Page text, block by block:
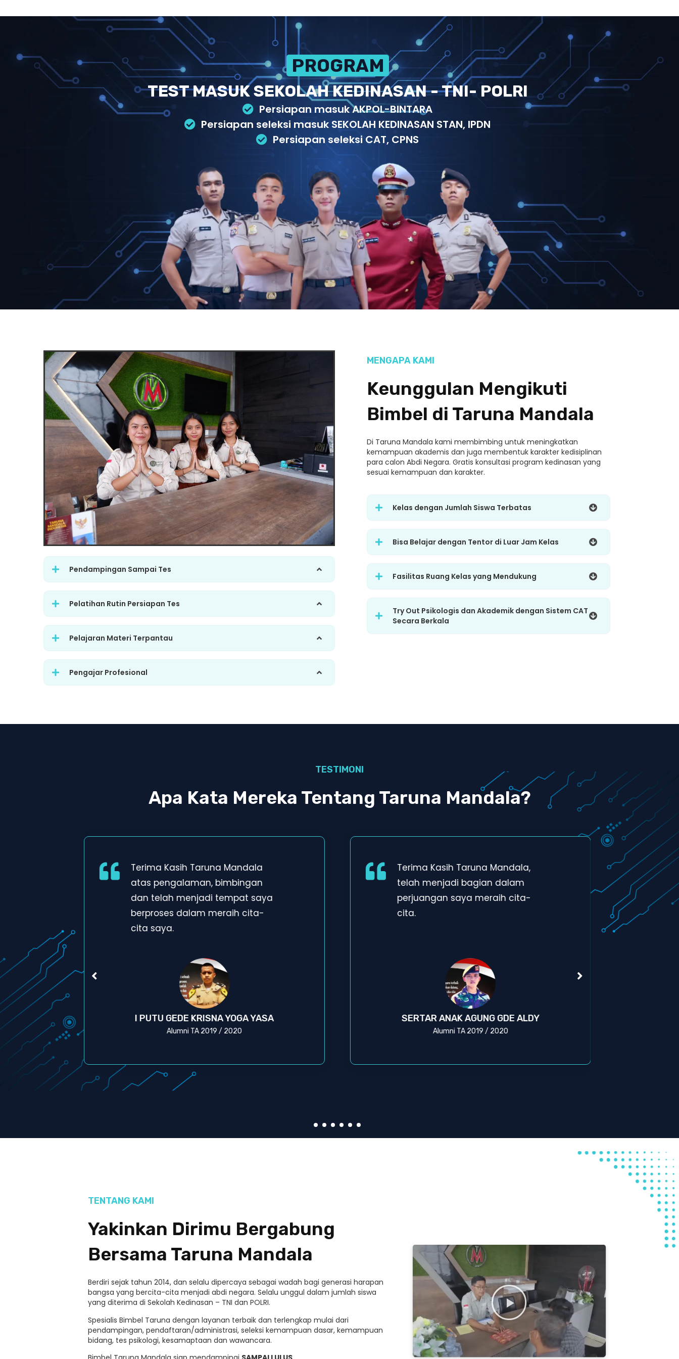
PROGRAM PERSIAPAN
TEST MASUK SEKOLAH KEDINASAN - TNI- POLRI
Persiapan masuk AKPOL-BINTARA
Persiapan seleksi masuk SEKOLAH KEDINASAN STAN, IPDN
Persiapan seleksi CAT, CPNS
Pendampingan Sampai Tes
Pelatihan Rutin Persiapan Tes
Pelajaran Materi Terpantau
Pengajar Profesional
MENGAPA KAMI
Keunggulan Mengikuti
Bimbel di Taruna Mandala
Di Taruna Mandala kami membimbing untuk meningkatkan
kemampuan akademis dan juga membentuk karakter kedisiplinan
para calon Abdi Negara. Gratis konsultasi program kedinasan yang
sesuai kemampuan dan karakter.
Kelas dengan Jumlah Siswa Terbatas
Bisa Belajar dengan Tentor di Luar Jam Kelas
Fasilitas Ruang Kelas yang Mendukung
Try Out Psikologis dan Akademik dengan Sistem CAT
Secara Berkala
TESTIMONI
Apa Kata Mereka Tentang Taruna Mandala?
I PUTU GEDE KRISNA YOGA YASA
Alumni TA 2019 / 2020
Terima Kasih Taruna Mandala
atas pengalaman, bimbingan
dan telah menjadi tempat saya
berproses dalam meraih cita-
cita saya.
SERTAR ANAK AGUNG GDE ALDY
Alumni TA 2019 / 2020
Terima Kasih Taruna Mandala,
telah menjadi bagian dalam
perjuangan saya meraih cita-
cita.
TENTANG KAMI
Yakinkan Dirimu Bergabung
Bersama Taruna Mandala
Berdiri sejak tahun 2014, dan selalu dipercaya sebagai wadah bagi generasi harapan
bangsa yang bercita-cita menjadi abdi negara. Selalu unggul dalam jumlah siswa
yang diterima di Sekolah Kedinasan – TNI dan POLRI.
Spesialis Bimbel Taruna dengan layanan terbaik dan terlengkap mulai dari
pendampingan, pendaftaran/administrasi, seleksi kemampuan dasar, kemampuan
bidang, tes psikologi, kesamaptaan dan wawancara.